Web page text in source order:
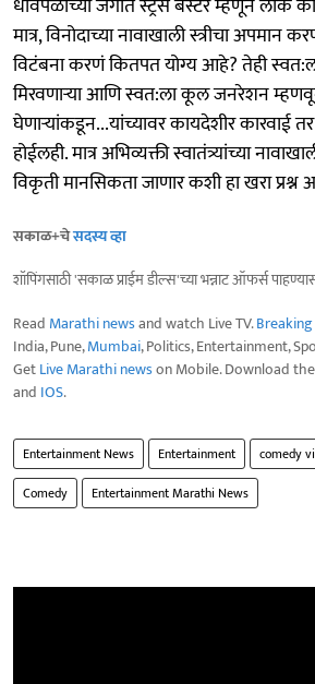
धावपळीच्या जगात स्ट्रेस बस्टर म्हणून लोक
मात्र, विनोदाच्या नावाखाली स्त्रीचा अपमान
विटंबना करणं कितपत योग्य आहे? तेही
मिरवणाऱ्या आणि स्वत:ला कूल जनरेशन
घेणाऱ्यांकडून...यांच्यावर कायदेशीर कारवाई
होईलही. मात्र अभिव्यक्ती स्वातंत्र्यांच्या
विकृती मानसिकता जाणार कशी हा खरा प्रश्न
सकाळ+चेसदस्य व्हा
शॉपिंगसाठी 'सकाळ प्राईम डील्स'च्या भन्नाट ऑफर्स
Read Marathi newsand watch Live TV.
India, Pune,Mumbai, Politics, Entertainment,
GetLive Marathi newson Mobile. Download
and IOS.
Entertainment News Entertainment comedy
Comedy
Entertainment Marathi News